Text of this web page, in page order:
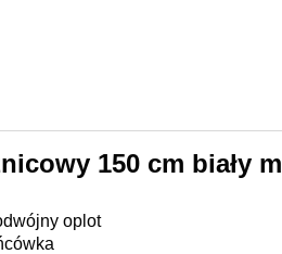
150 cm biały
oplot